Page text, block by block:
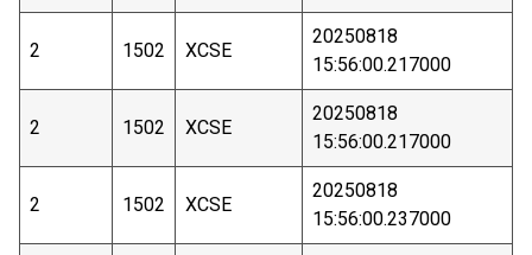
2 1502 XCSE
20250818
15:56:00.217000
2 1502 XCSE
20250818
15:56:00.217000
2 1502 XCSE
20250818
15:56:00.237000